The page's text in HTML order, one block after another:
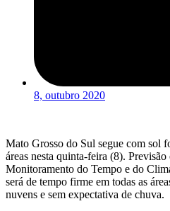
8, outubro 2020
Mato Grosso do Sul segue com sol
áreas nesta quinta-feira (8).
Monitoramento do Tempo e do
será de tempo firme em todas as
nuvens e sem expectativa de chuva.